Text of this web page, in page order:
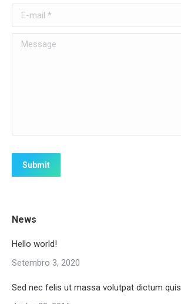
E-mail *
Message
Submit
News
Hello world!
Setembro 3, 2020
Sed nec felis ut massa volutpat dictum